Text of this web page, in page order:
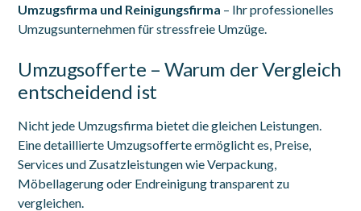
Umzugsfirma und Reinigungsfirma – Ihr professionelles
Umzugsunternehmen für stressfreie Umzüge.
Umzugsofferte – Warum der Vergleich
entscheidend ist
Nicht jede Umzugsfirma bietet die gleichen Leistungen.
Eine detaillierte Umzugsofferte ermöglicht es, Preise,
Services und Zusatzleistungen wie Verpackung,
Möbellagerung oder Endreinigung transparent zu
vergleichen.